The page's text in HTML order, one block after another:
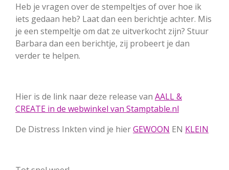
Heb je vragen over de stempeltjes of over hoe ik
iets gedaan heb? Laat dan een berichtje achter. Mis
je een stempeltje om dat ze uitverkocht zijn? Stuur
Barbara dan een berichtje, zij probeert je dan
verder te helpen.
Hier is de link naar deze release van AALL &
CREATE in de webwinkel van Stamptable.nl
De Distress Inkten vind je hierGEWOON EN KLEIN